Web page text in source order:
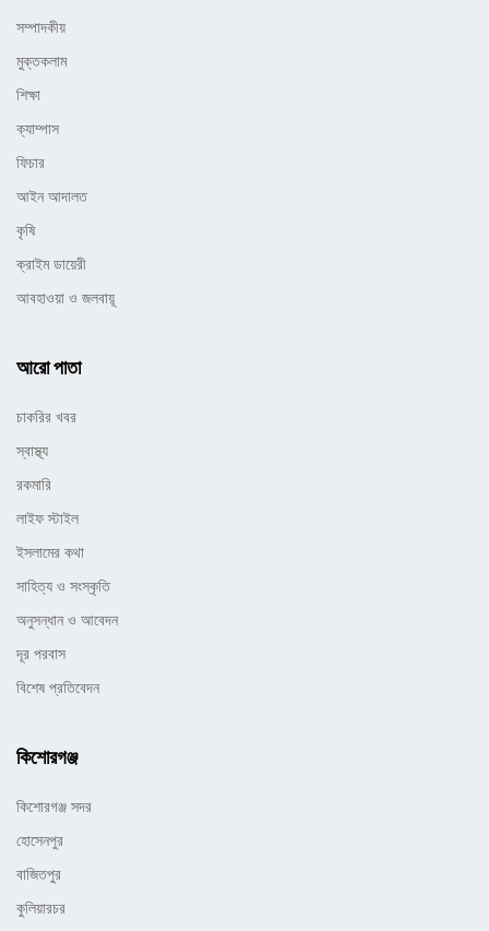
সম্পাদকীয়
মুক্তকলাম
শিক্ষা
ক্যাম্পাস
ফিচার
আইন আদালত
কৃষি
ক্রাইম ডায়েরী
আবহাওয়া ও জলবায়ূ
আরো পাতা
চাকরির খবর
স্বাস্থ্য
রকমারি
লাইফ স্টাইল
ইসলামের কথা
সাহিত্য ও সংস্কৃতি
অনুসন্ধান ও আবেদন
দূর পরবাস
বিশেষ প্রতিবেদন
কিশোরগঞ্জ
কিশোরগঞ্জ সদর
হোসেনপুর
বাজিতপুর
কুলিয়ারচর